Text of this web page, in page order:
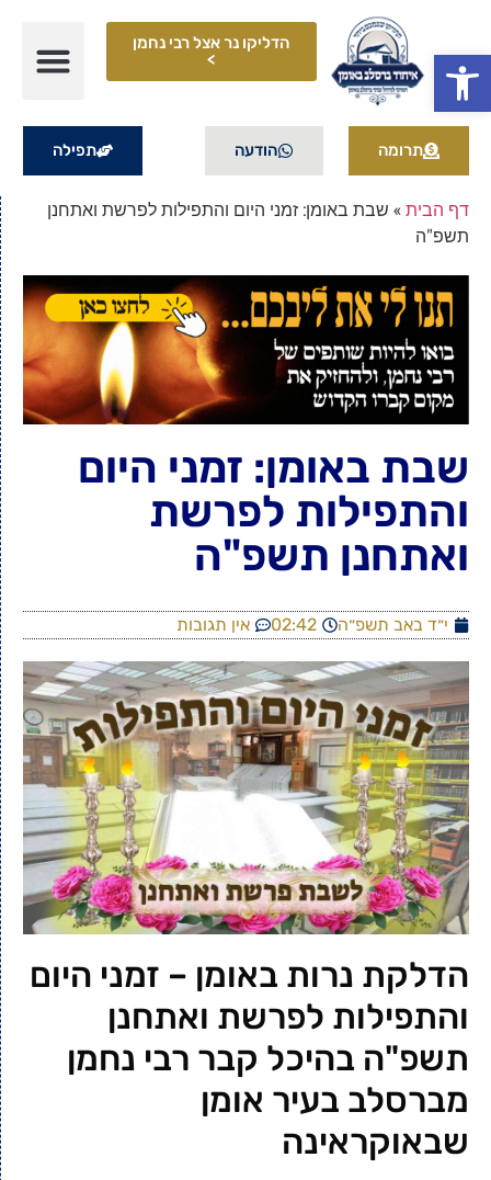
פתח סרגל נגישות
הדליקו נר אצל רבי נחמן
>
תרומה הודעה תפילה
דף הבית» שבת באומן: זמני היום והתפילות לפרשת ואתחנן
תשפ"ה
שבת באומן: זמני היום
והתפילות לפרשת
ואתחנן תשפ"ה
י״ד באב תשפ״ה 02:42 אין תגובות
הדלקת נרות באומן – זמני היום
והתפילות לפרשת ואתחנן
תשפ"ה בהיכל קבר רבי נחמן
מברסלב בעיר אומן
שבאוקראינה